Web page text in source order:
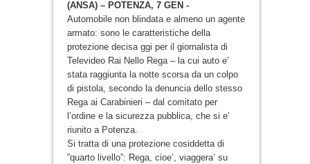
(ANSA) – POTENZA, 7 GEN -
Automobile non blindata e almeno un agente
armato: sono le caratteristiche della
protezione decisa ggi per il giornalista di
Televideo Rai Nello Rega – la cui auto e’
stata raggiunta la notte scorsa da un colpo
di pistola, secondo la denuncia dello stesso
Rega ai Carabinieri – dal comitato per
l’ordine e la sicurezza pubblica, che si e’
riunito a Potenza.
Si tratta di una protezione cosiddetta di
”quarto livello”: Rega, cioe’, viaggera’ su